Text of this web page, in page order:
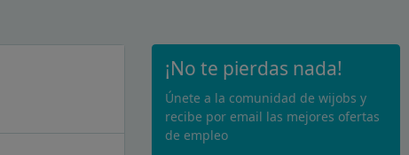
¡No te pierdas nada!
Únete a la comunidad de wijobs y
recibe por email las mejores ofertas
de empleo